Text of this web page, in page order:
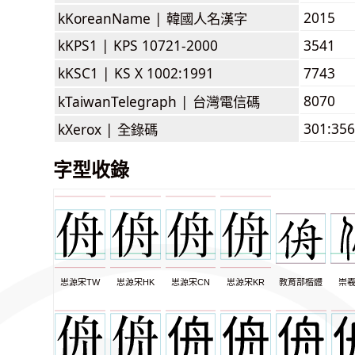
kKoreanName | 韓國人名漢字
2015
kKPS1 | KPS 10721-2000
3541
kKSC1 | KS X 1002:1991
7743
kTaiwanTelegraph | 台灣電信碼
8070
kXerox | 全錄碼 301:356
字型收錄
思源宋TW 思源宋HK 思源宋CN 思源宋KR 教育部楷體 崇